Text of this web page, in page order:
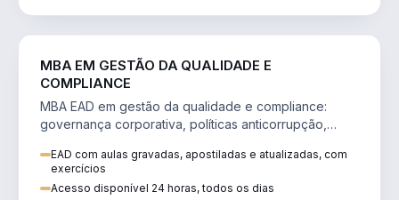
MBA EM GESTÃO DA QUALIDADE E
COMPLIANCE
MBA EAD em gestão da qualidade e compliance:
governança corporativa, políticas anticorrupção,
EAD com aulas gravadas, apostiladas e atualizadas, com
exercícios
Acesso disponível 24 horas, todos os dias